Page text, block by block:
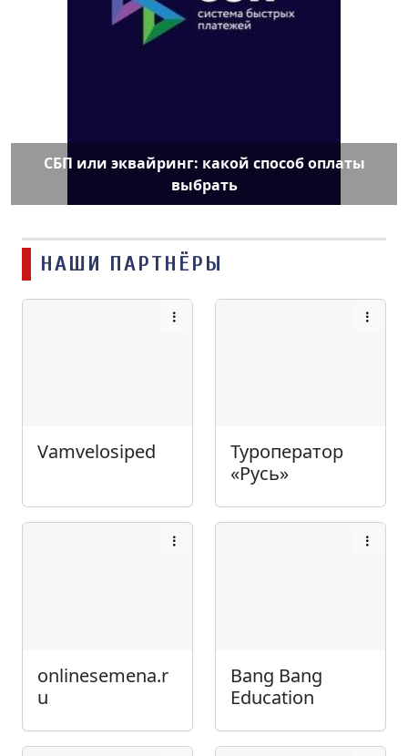
СБП или эквайринг: какой способ оплаты
выбрать
НАШИ ПАРТНЁРЫ
Vamvelosiped
Туроператор
«Русь»
onlinesemena.r
u
Bang Bang
Education